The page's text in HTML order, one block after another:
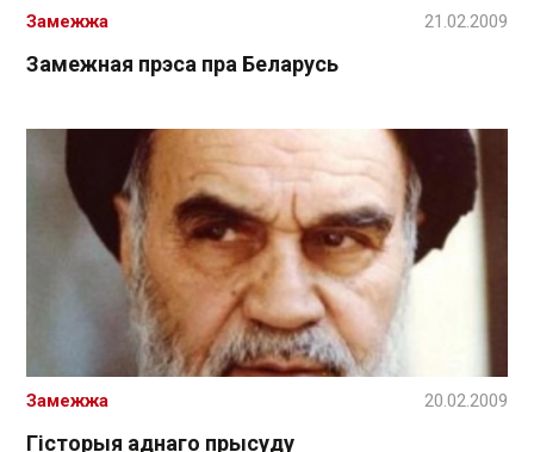
Замежная прэса пра Беларусь
Замежжа 21.02.2009
Гісторыя аднаго прысуду
Замежжа 20.02.2009